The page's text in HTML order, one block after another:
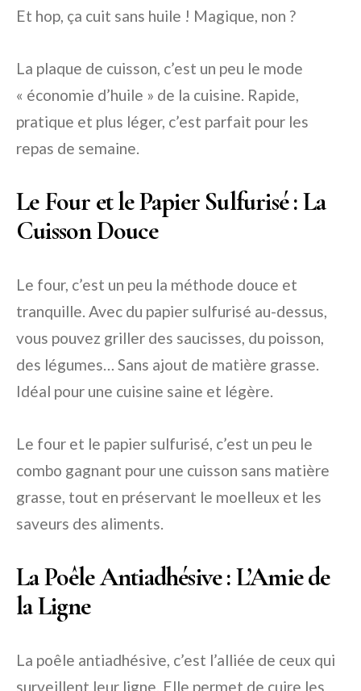
Et hop, ça cuit sans huile ! Magique, non ?
La plaque de cuisson, c’est un peu le mode
« économie d’huile » de la cuisine. Rapide,
pratique et plus léger, c’est parfait pour les
repas de semaine.
Le Four et le Papier Sulfurisé : La
Cuisson Douce
Le four, c’est un peu la méthode douce et
tranquille. Avec du papier sulfurisé au-dessus,
vous pouvez griller des saucisses, du poisson,
des légumes… Sans ajout de matière grasse.
Idéal pour une cuisine saine et légère.
Le four et le papier sulfurisé, c’est un peu le
combo gagnant pour une cuisson sans matière
grasse, tout en préservant le moelleux et les
saveurs des aliments.
La Poêle Antiadhésive : L’Amie de
la Ligne
La poêle antiadhésive, c’est l’alliée de ceux qui
surveillent leur ligne. Elle permet de cuire les